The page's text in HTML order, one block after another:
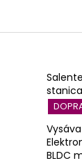
BLDC